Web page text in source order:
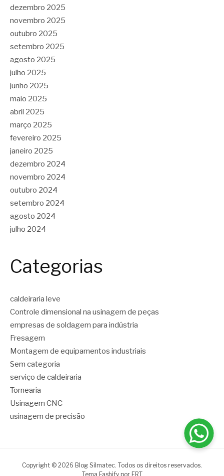
dezembro 2025
novembro 2025
outubro 2025
setembro 2025
agosto 2025
julho 2025
junho 2025
maio 2025
abril 2025
março 2025
fevereiro 2025
janeiro 2025
dezembro 2024
novembro 2024
outubro 2024
setembro 2024
agosto 2024
julho 2024
Categorias
caldeiraria leve
Controle dimensional na usinagem de peças
empresas de soldagem para indústria
Fresagem
Montagem de equipamentos industriais
Sem categoria
serviço de caldeiraria
Tornearia
Usinagem CNC
usinagem de precisão
Copyright © 2026 Blog Silmatec. Todos os direitos reservados.
Tema Fashify por FRT